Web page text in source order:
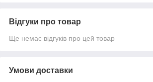
Відгуки про товар
Ще немає відгуків про цей товар
Умови доставки